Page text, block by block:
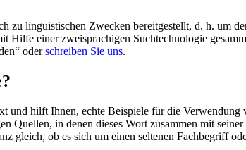
zu linguistischen Zwecken bereitgestellt, d. h. um
einer zweisprachigen Suchtechnologie
oderschreiben Sie uns.
hilft Ihnen, echte Beispiele für die
Quellen, in denen dieses Wort zusammen mit
gleich, ob es sich um einen seltenen Fachbegriff